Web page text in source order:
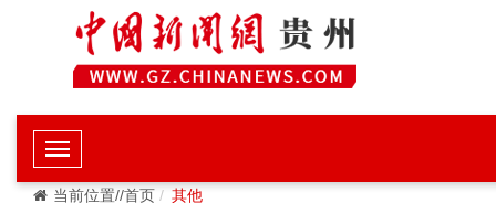
当前位置//首页 其他